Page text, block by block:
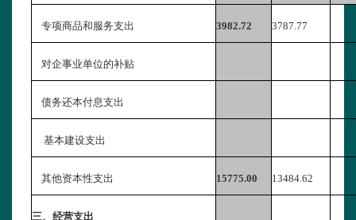
专项商品和服务支出 3982.72 3787.77
对企事业单位的补贴
债务还本付息支出
基本建设支出
其他资本性支出 15775.00 13484.62
三、经营支出